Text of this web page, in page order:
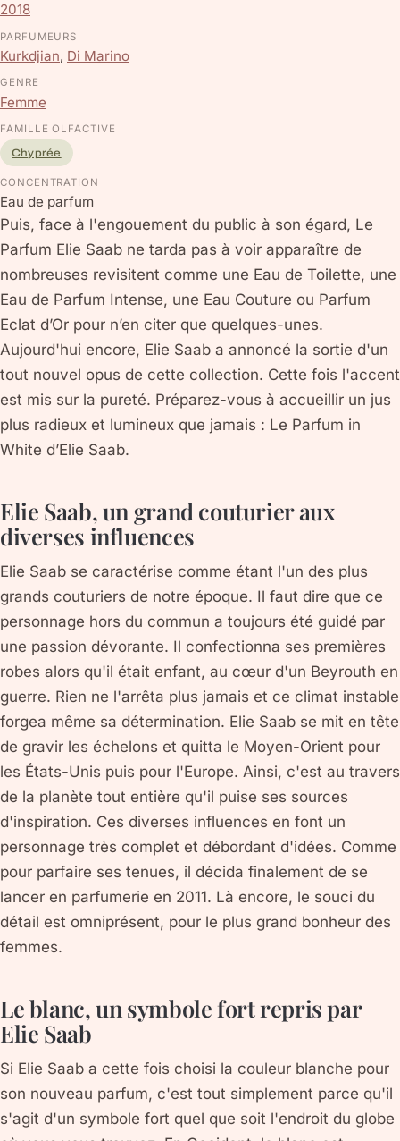
2018
PARFUMEURS
Kurkdjian, Di Marino
GENRE
Femme
FAMILLE OLFACTIVE
Chyprée
CONCENTRATION
Eau de parfum
Puis, face à l'engouement du public à son égard, Le
Parfum Elie Saab ne tarda pas à voir apparaître de
nombreuses revisitent comme une Eau de Toilette, une
Eau de Parfum Intense, une Eau Couture ou Parfum
Eclat d’Or pour n’en citer que quelques-unes.
Aujourd'hui encore, Elie Saab a annoncé la sortie d'un
tout nouvel opus de cette collection. Cette fois l'accent
est mis sur la pureté. Préparez-vous à accueillir un jus
plus radieux et lumineux que jamais : Le Parfum in
White d’Elie Saab.
Elie Saab, un grand couturier aux
diverses influences
Elie Saab se caractérise comme étant l'un des plus
grands couturiers de notre époque. Il faut dire que ce
personnage hors du commun a toujours été guidé par
une passion dévorante. Il confectionna ses premières
robes alors qu'il était enfant, au cœur d'un Beyrouth en
guerre. Rien ne l'arrêta plus jamais et ce climat instable
forgea même sa détermination. Elie Saab se mit en tête
de gravir les échelons et quitta le Moyen-Orient pour
les États-Unis puis pour l'Europe. Ainsi, c'est au travers
de la planète tout entière qu'il puise ses sources
d'inspiration. Ces diverses influences en font un
personnage très complet et débordant d'idées. Comme
pour parfaire ses tenues, il décida finalement de se
lancer en parfumerie en 2011. Là encore, le souci du
détail est omniprésent, pour le plus grand bonheur des
femmes.
Le blanc, un symbole fort repris par
Elie Saab
Si Elie Saab a cette fois choisi la couleur blanche pour
son nouveau parfum, c'est tout simplement parce qu'il
s'agit d'un symbole fort quel que soit l'endroit du globe